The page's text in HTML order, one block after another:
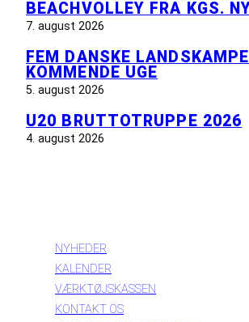
BEACHVOLLEY FRA KGS.
7. august 2026
FEM DANSKE
KOMMENDE UGE
5. august 2026
U20 BRUTTOTRUPPE 2026
4. august 2026
NYHEDER
KALENDER
VÆRKTØJSKASSEN
KONTAKT OS